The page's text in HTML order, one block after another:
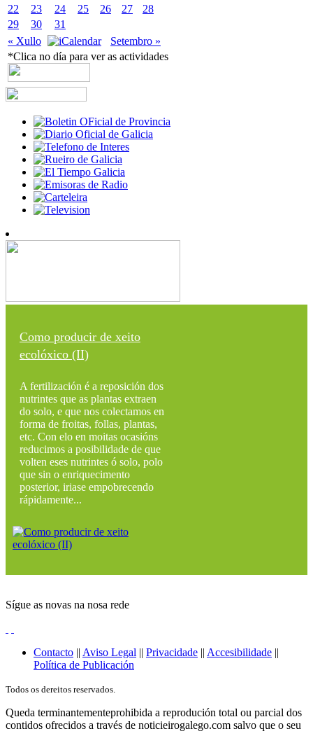
22
23 24 25 26 27
28
29
30
31
« Xullo
Setembro »
*Clica no día para ver as actividades
Como producir de xeito
ecolóxico (II)
A fertilización é a reposición dos
nutrintes que as plantas extraen
do solo, e que nos colectamos en
forma de froitas, follas, plantas,
etc. Con elo en moitas ocasións
reducimos a posibilidade de que
volten eses nutrintes ó solo, polo
que sin o enriquecimento
posterior, iriase empobrecendo
rápidamente...
Sígue as novas na nosa rede
Contacto || Aviso Legal || Privacidade || Accesibilidade ||
Política de Publicación
Todos os dereitos reservados.
Queda terminantementeprohibida a reprodución total ou parcial dos
contidos ofrecidos a través de noticieirogalego.com salvo que o seu